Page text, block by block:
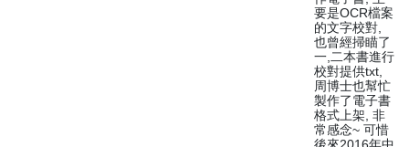
要是OCR檔案
的文字校對,
也曾經掃瞄了
一,二本書進行
校對提供txt,
周博士也幫忙
製作了電子書
格式上架, 非
常感念~ 可惜